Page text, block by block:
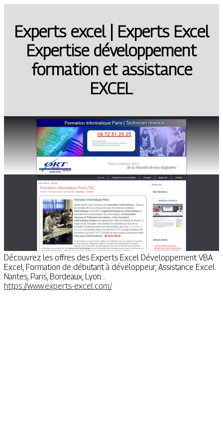
Experts excel | Experts Excel
Expertise dévelop­pe­ment
formation et assistance
EXCEL
Découvrez les offres des Experts Excel Développement VBA
Excel, Formation de débutant à développeur, Assistance Excel.
Nantes, Paris, Bordeaux, Lyon...
https://www.experts-excel.com/